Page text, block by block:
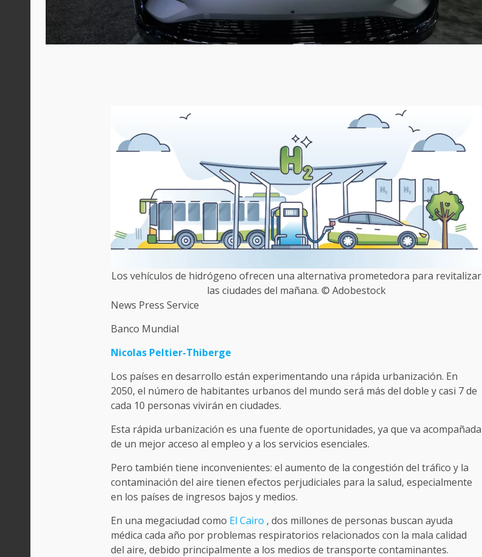
Los vehículos de hidrógeno ofrecen una alternativa prometedora para revitalizar
las ciudades del mañana. © Adobestock
News Press Service
Banco Mundial
Nicolas Peltier-Thiberge
Los países en desarrollo están experimentando una rápida urbanización. En
2050, el número de habitantes urbanos del mundo será más del doble y casi 7 de
cada 10 personas vivirán en ciudades.
Esta rápida urbanización es una fuente de oportunidades, ya que va acompañada
de un mejor acceso al empleo y a los servicios esenciales.
Pero también tiene inconvenientes: el aumento de la congestión del tráfico y la
contaminación del aire tienen efectos perjudiciales para la salud, especialmente
en los países de ingresos bajos y medios.
En una megaciudad como El Cairo , dos millones de personas buscan ayuda
médica cada año por problemas respiratorios relacionados con la mala calidad
del aire, debido principalmente a los medios de transporte contaminantes.